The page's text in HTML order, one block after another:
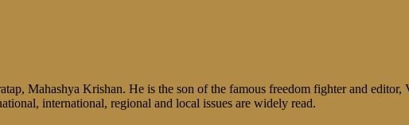
Mahashya Krishan. He is the son of the famous freedom fighter and
international, regional and local issues are widely read.